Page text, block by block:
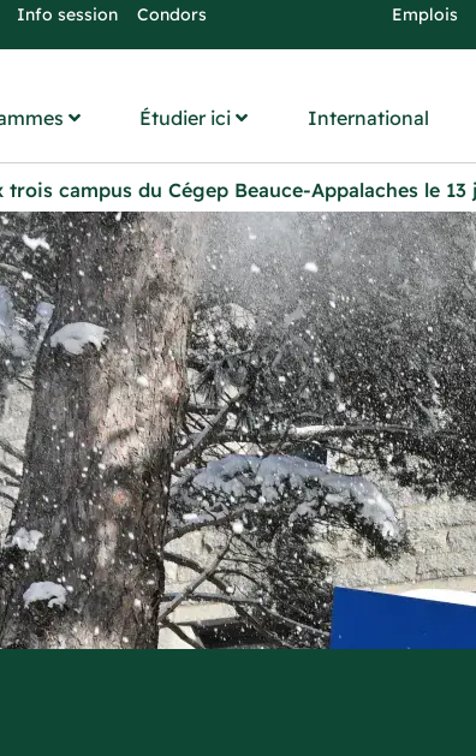
Info session Condors Emplois
Étudier ici International
campus du Cégep Beauce-Appalaches le